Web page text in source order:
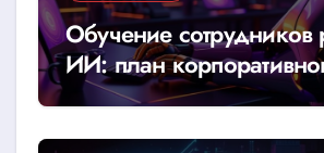
Обучение сотрудников
ИИ: план
тренинга